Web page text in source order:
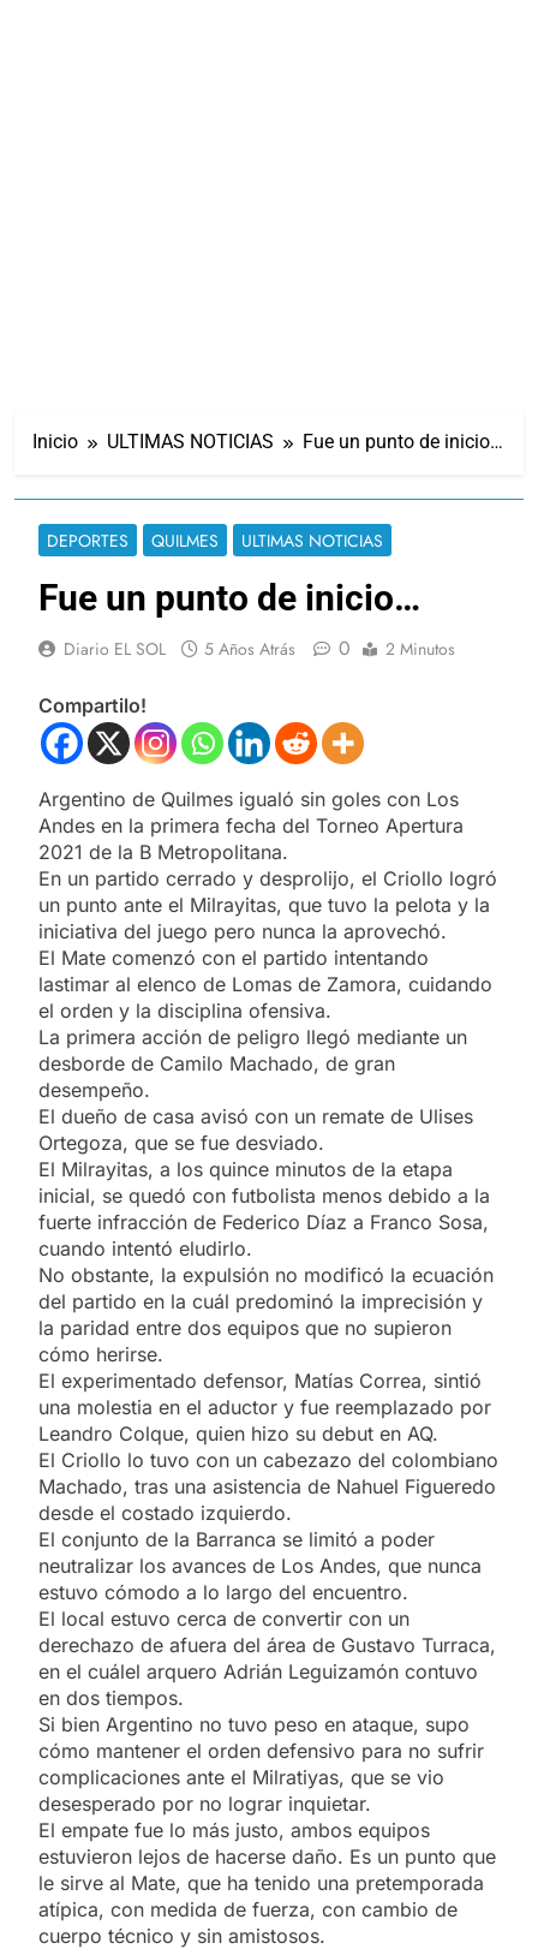
Inicio ULTIMAS NOTICIAS Fue un punto de inicio…
DEPORTES QUILMES ULTIMAS NOTICIAS
Fue un punto de inicio…
Diario EL SOL 5 Años Atrás 0 2 Minutos
Compartilo!
Argentino de Quilmes igualó sin goles con Los
Andes en la primera fecha del Torneo Apertura
2021 de la B Metropolitana.
En un partido cerrado y desprolijo, el Criollo logró
un punto ante el Milrayitas, que tuvo la pelota y la
iniciativa del juego pero nunca la aprovechó.
El Mate comenzó con el partido intentando
lastimar al elenco de Lomas de Zamora, cuidando
el orden y la disciplina ofensiva.
La primera acción de peligro llegó mediante un
desborde de Camilo Machado, de gran
desempeño.
El dueño de casa avisó con un remate de Ulises
Ortegoza, que se fue desviado.
El Milrayitas, a los quince minutos de la etapa
inicial, se quedó con futbolista menos debido a la
fuerte infracción de Federico Díaz a Franco Sosa,
cuando intentó eludirlo.
No obstante, la expulsión no modificó la ecuación
del partido en la cuál predominó la imprecisión y
la paridad entre dos equipos que no supieron
cómo herirse.
El experimentado defensor, Matías Correa, sintió
una molestia en el aductor y fue reemplazado por
Leandro Colque, quien hizo su debut en AQ.
El Criollo lo tuvo con un cabezazo del colombiano
Machado, tras una asistencia de Nahuel Figueredo
desde el costado izquierdo.
El conjunto de la Barranca se limitó a poder
neutralizar los avances de Los Andes, que nunca
estuvo cómodo a lo largo del encuentro.
El local estuvo cerca de convertir con un
derechazo de afuera del área de Gustavo Turraca,
en el cuálel arquero Adrián Leguizamón contuvo
en dos tiempos.
Si bien Argentino no tuvo peso en ataque, supo
cómo mantener el orden defensivo para no sufrir
complicaciones ante el Milratiyas, que se vio
desesperado por no lograr inquietar.
El empate fue lo más justo, ambos equipos
estuvieron lejos de hacerse daño. Es un punto que
le sirve al Mate, que ha tenido una pretemporada
atípica, con medida de fuerza, con cambio de
cuerpo técnico y sin amistosos.